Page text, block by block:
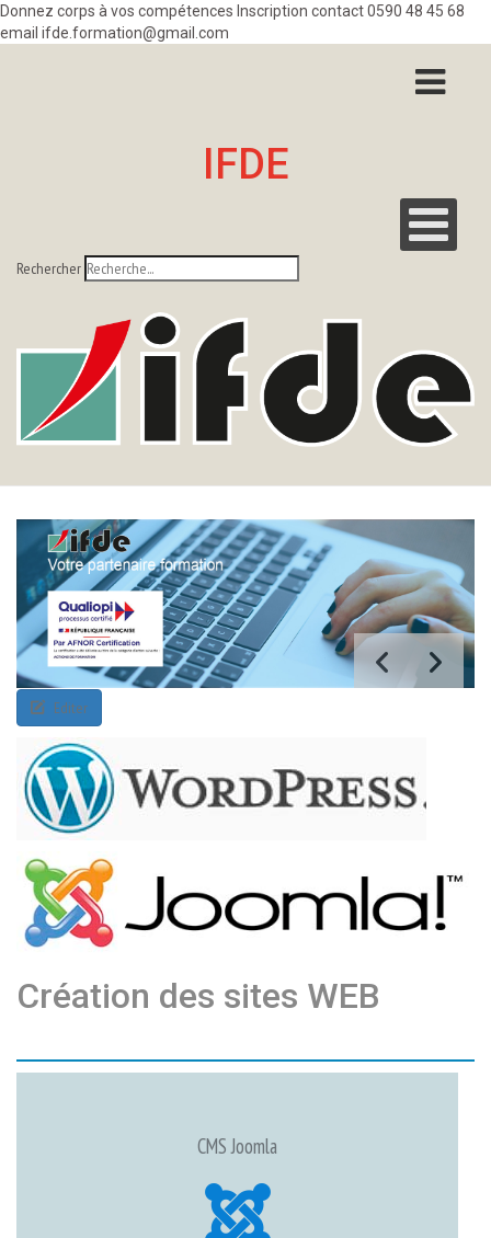
Donnez corps à vos compétences Inscription contact 0590 48 45 68
email ifde.formation@gmail.com
IFDE
Rechercher
Editer
Création des sites WEB
CMS Joomla